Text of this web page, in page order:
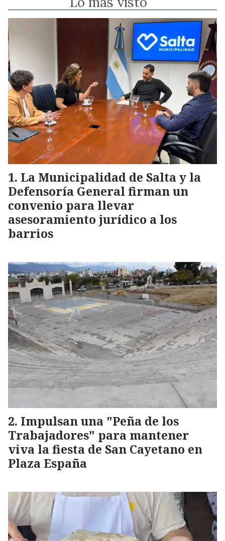
La Municipalidad de Salta y la
Defensoría General firman un
convenio para llevar
asesoramiento jurídico a los
barrios
Impulsan una "Peña de los
Trabajadores" para mantener
viva la fiesta de San Cayetano en
Plaza España